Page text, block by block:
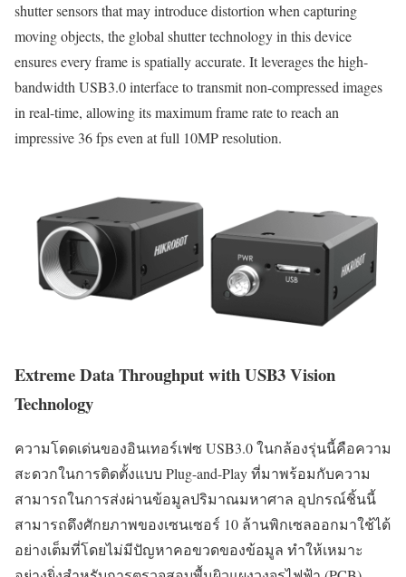
shutter sensors that may introduce distortion when capturing
moving objects, the global shutter technology in this device
ensures every frame is spatially accurate. It leverages the high-
bandwidth USB3.0 interface to transmit non-compressed images
in real-time, allowing its maximum frame rate to reach an
impressive 36 fps even at full 10MP resolution.
Extreme Data Throughput with USB3 Vision
Technology
ความโดดเด่นของอินเทอร์เฟซ USB3.0 ในกล้องรุ่นนี้คือความ
สะดวกในการติดตั้งแบบ Plug-and-Play ที่มาพร้อมกับความ
สามารถในการส่งผ่านข้อมูลปริมาณมหาศาล อุปกรณ์ชิ้นนี้
สามารถดึงศักยภาพของเซนเซอร์ 10 ล้านพิกเซลออกมาใช้ได้
อย่างเต็มที่โดยไม่มีปัญหาคอขวดของข้อมูล ทำให้เหมาะ